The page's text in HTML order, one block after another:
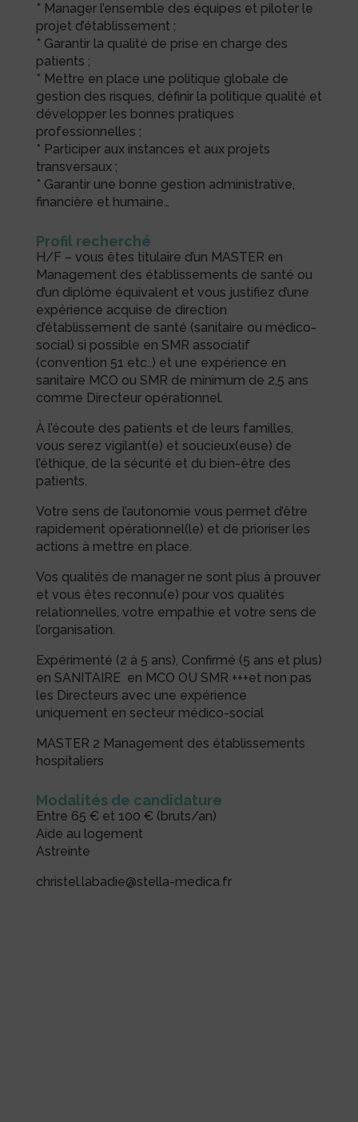
* Manager l’ensemble des équipes et piloter le
projet d’établissement ;
* Garantir la qualité de prise en charge des
patients ;
* Mettre en place une politique globale de
gestion des risques, définir la politique qualité et
développer les bonnes pratiques
professionnelles ;
* Participer aux instances et aux projets
transversaux ;
* Garantir une bonne gestion administrative,
financière et humaine…
Profil recherché
H/F – vous êtes titulaire d’un MASTER en
Management des établissements de santé ou
d’un diplôme équivalent et vous justifiez d’une
expérience acquise de direction
d’établissement de santé (sanitaire ou médico-
social) si possible en SMR associatif
(convention 51 etc..) et une expérience en
sanitaire MCO ou SMR de minimum de 2,5 ans
comme Directeur opérationnel.
À l’écoute des patients et de leurs familles,
vous serez vigilant(e) et soucieux(euse) de
l’éthique, de la sécurité et du bien-être des
patients.
Votre sens de l’autonomie vous permet d’être
rapidement opérationnel(le) et de prioriser les
actions à mettre en place.
Vos qualités de manager ne sont plus à prouver
et vous êtes reconnu(e) pour vos qualités
relationnelles, votre empathie et votre sens de
l’organisation.
Expérimenté (2 à 5 ans), Confirmé (5 ans et plus)
en SANITAIRE en MCO OU SMR +++et non pas
les Directeurs avec une expérience
uniquement en secteur médico-social
MASTER 2 Management des établissements
hospitaliers
Modalités de candidature
Entre 65 € et 100 € (bruts/an)
Aide au logement
Astreinte
christel.labadie@stella-medica.fr